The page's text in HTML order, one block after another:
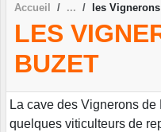
Accueil les
LES
BUZET
La cave des Vignerons
quelques viticulteurs de